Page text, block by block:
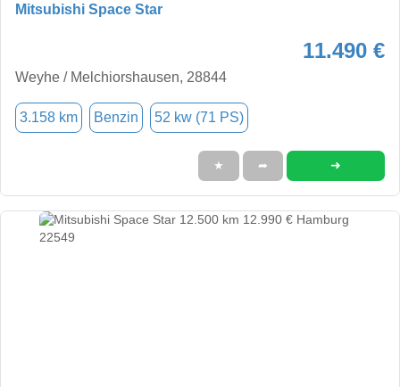
Mitsubishi Space Star
11.490 €
Weyhe / Melchiorshausen, 28844
3.158 km Benzin 52 kw (71 PS)
★ ➦ ➜